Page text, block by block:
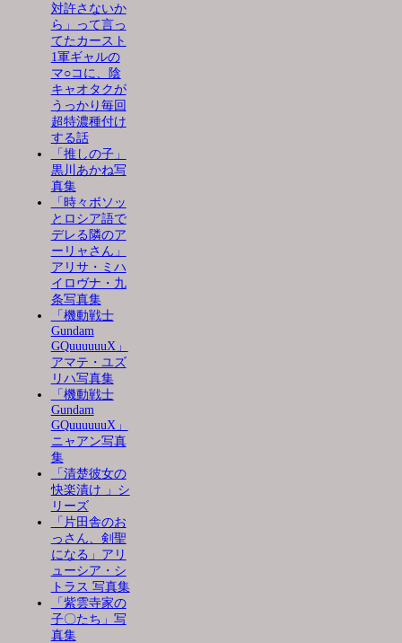
対許さないか
ら」って言っ
てたカースト
1軍ギャルの
マ○コに、陰
キャオタクが
うっかり毎回
超特濃種付け
する話
「推しの子」
黒川あかね写
真集
「時々ボソッ
とロシア語で
デレる隣のア
ーリャさん」
アリサ・ミハ
イロヴナ・九
条写真集
「機動戦士
Gundam
GQuuuuuuX」
アマテ・ユズ
リハ写真集
「機動戦士
Gundam
GQuuuuuuX」
ニャアン写真
集
「清楚彼女の
快楽漬け 」シ
リーズ
「片田舎のお
っさん、剣聖
になる」アリ
ューシア・シ
トラス 写真集
「紫雲寺家の
子〇たち」写
真集